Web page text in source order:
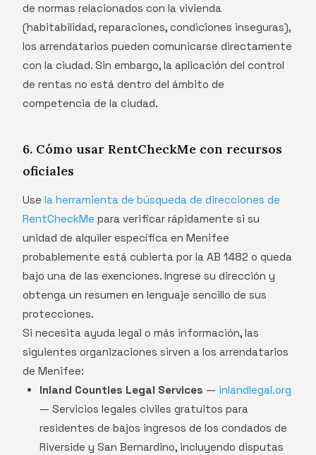
de normas relacionados con la vivienda
(habitabilidad, reparaciones, condiciones inseguras),
los arrendatarios pueden comunicarse directamente
con la ciudad. Sin embargo, la aplicación del control
de rentas no está dentro del ámbito de
competencia de la ciudad.
6. Cómo usar RentCheckMe con recursos
oficiales
Use la herramienta de búsqueda de direcciones de
RentCheckMe para verificar rápidamente si su
unidad de alquiler específica en Menifee
probablemente está cubierta por la AB 1482 o queda
bajo una de las exenciones. Ingrese su dirección y
obtenga un resumen en lenguaje sencillo de sus
protecciones.
Si necesita ayuda legal o más información, las
siguientes organizaciones sirven a los arrendatarios
de Menifee:
Inland Counties Legal Services — inlandlegal.org
— Servicios legales civiles gratuitos para
residentes de bajos ingresos de los condados de
Riverside y San Bernardino, incluyendo disputas